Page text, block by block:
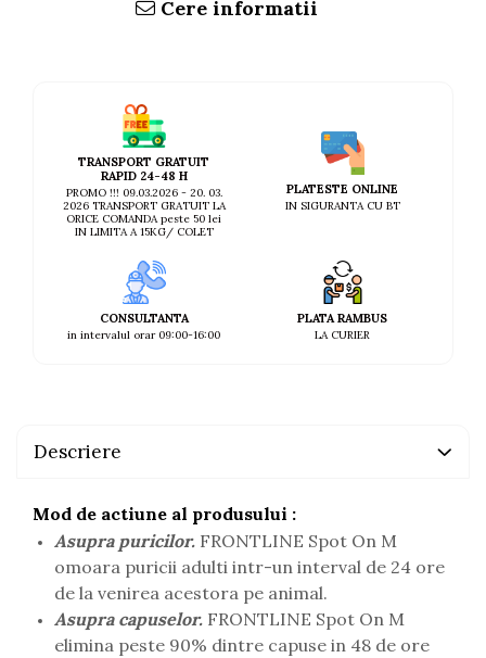
Cere informatii
TRANSPORT GRATUIT
RAPID 24-48 H
PROMO !!! 09.03.2026 - 20. 03.
2026 TRANSPORT GRATUIT LA
ORICE COMANDA peste 50 lei
IN LIMITA A 15KG/ COLET
PLATESTE ONLINE
IN SIGURANTA CU BT
CONSULTANTA
in intervalul orar 09:00-16:00
PLATA RAMBUS
LA CURIER
Descriere
Mod de actiune al produsului :
Asupra puricilor. FRONTLINE Spot On M
omoara puricii adulti intr-un interval de 24 ore
de la venirea acestora pe animal.
Asupra capuselor. FRONTLINE Spot On M
elimina peste 90% dintre capuse in 48 de ore